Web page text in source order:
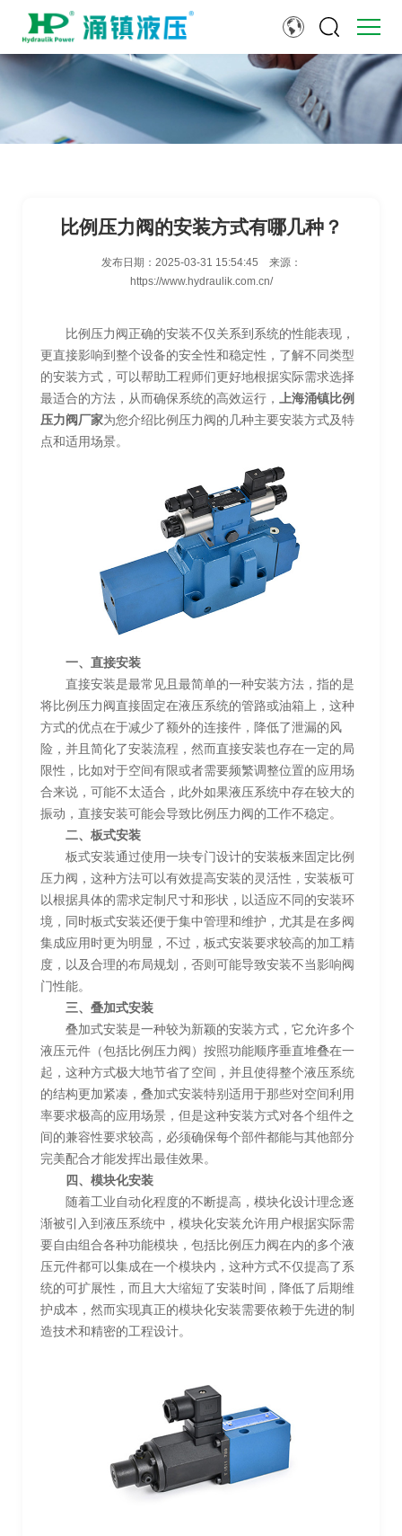
比例压力阀的安装方式有哪几种？
发布日期： 2025-03-31 15:54:45
来源：
https://www.hydraulik.com.cn/
比例压力阀正确的安装不仅关系到系统的性能表现，
更直接影响到整个设备的安全性和稳定性，了解不同类型
的安装方式，可以帮助工程师们更好地根据实际需求选择
最适合的方法，从而确保系统的高效运行，
上海涌镇比例
压力阀厂家为您介绍比例压力阀的几种主要安装方式及特
点和适用场景。
一、直接安装
直接安装是最常见且最简单的一种安装方法，指的是
将比例压力阀直接固定在液压系统的管路或油箱上，这种
方式的优点在于减少了额外的连接件，降低了泄漏的风
险，并且简化了安装流程，然而直接安装也存在一定的局
限性，比如对于空间有限或者需要频繁调整位置的应用场
合来说，可能不太适合，此外如果液压系统中存在较大的
振动，直接安装可能会导致比例压力阀的工作不稳定。
二、板式安装
板式安装通过使用一块专门设计的安装板来固定比例
压力阀，这种方法可以有效提高安装的灵活性，安装板可
以根据具体的需求定制尺寸和形状，以适应不同的安装环
境，同时板式安装还便于集中管理和维护，尤其是在多阀
集成应用时更为明显，不过，板式安装要求较高的加工精
度，以及合理的布局规划，否则可能导致安装不当影响阀
门性能。
三、叠加式安装
叠加式安装是一种较为新颖的安装方式，它允许多个
液压元件（包括比例压力阀）按照功能顺序垂直堆叠在一
起，这种方式极大地节省了空间，并且使得整个液压系统
的结构更加紧凑，叠加式安装特别适用于那些对空间利用
率要求极高的应用场景，但是这种安装方式对各个组件之
间的兼容性要求较高，必须确保每个部件都能与其他部分
完美配合才能发挥出最佳效果。
四、模块化安装
随着工业自动化程度的不断提高，模块化设计理念逐
渐被引入到液压系统中，模块化安装允许用户根据实际需
要自由组合各种功能模块，包括比例压力阀在内的多个液
压元件都可以集成在一个模块内，这种方式不仅提高了系
统的可扩展性，而且大大缩短了安装时间，降低了后期维
护成本，然而实现真正的模块化安装需要依赖于先进的制
造技术和精密的工程设计。